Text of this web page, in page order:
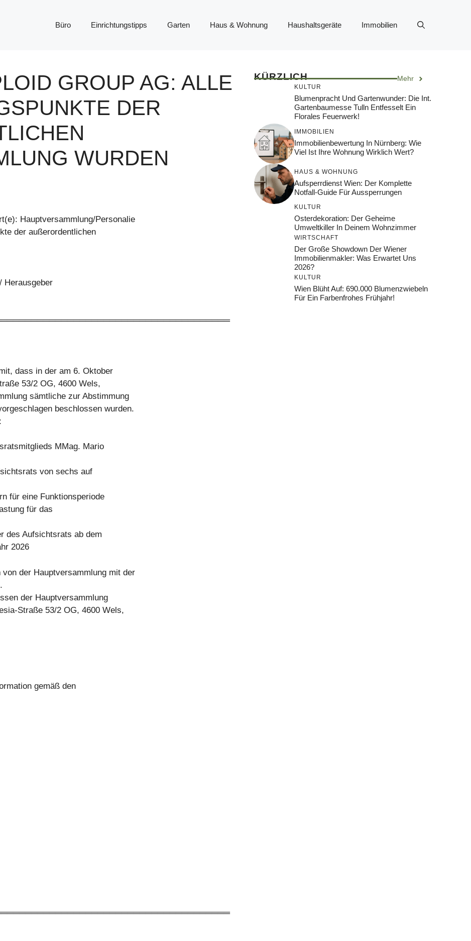
Büro Einrichtungstipps Garten Haus & Wohnung Haushaltsgeräte Immobilien
GROUP AG: ALLE
DER
H
WURDEN B
Hauptversammlung/Personalie
der außerordentlichen
Herausgeber
dass in der am 6. Oktober
53/2 OG, 4600 Wels,
sämtliche zur Abstimmung
beschlossen wurden.
MMag. Mario
von sechs auf
für eine Funktionsperiode
für das
des Aufsichtsrats ab dem
2026
der Hauptversammlung mit der
der Hauptversammlung
Straße 53/2 OG, 4600 Wels,
gemäß den
KÜRZLICH Mehr
KULTUR
Blumenpracht Und Gartenwunder: Die Int.
Gartenbaumesse Tulln Entfesselt Ein
Florales Feuerwerk!
IMMOBILIEN
Immobilienbewertung In Nürnberg: Wie
Viel Ist Ihre Wohnung Wirklich Wert?
HAUS & WOHNUNG
Aufsperrdienst Wien: Der Komplette
Notfall-Guide Für Aussperrungen
KULTUR
Osterdekoration: Der Geheime
Umweltkiller In Deinem Wohnzimmer
WIRTSCHAFT
Der Große Showdown Der Wiener
Immobilienmakler: Was Erwartet Uns
2026?
KULTUR
Wien Blüht Auf: 690.000 Blumenzwiebeln
Für Ein Farbenfrohes Frühjahr!